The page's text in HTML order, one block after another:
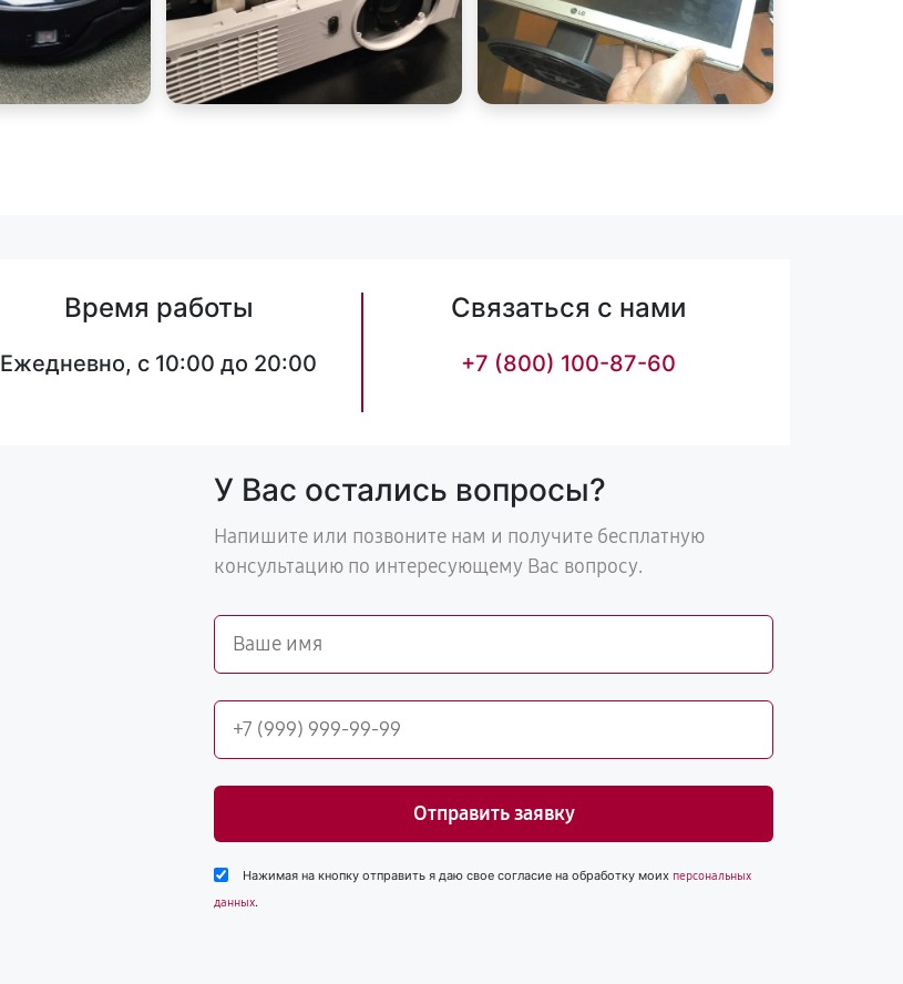
Время работы
Ежедневно, с 10:00 до 20:00
Связаться с нами
+7 (800) 100-87-60
У Вас остались вопросы?
Напишите или позвоните нам и получите бесплатную
консультацию по интересующему Вас вопросу.
Отправить заявку
Нажимая на кнопку отправить я даю свое согласие на обработку моих персональных
данных.